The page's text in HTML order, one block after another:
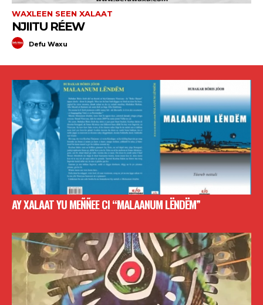
WAXLEEN SEEN XALAAT
NJIITU RÉEW
Defu Waxu
AY XALAAT YU MEÑÑEE CI “MALAANUM LËNDËM”